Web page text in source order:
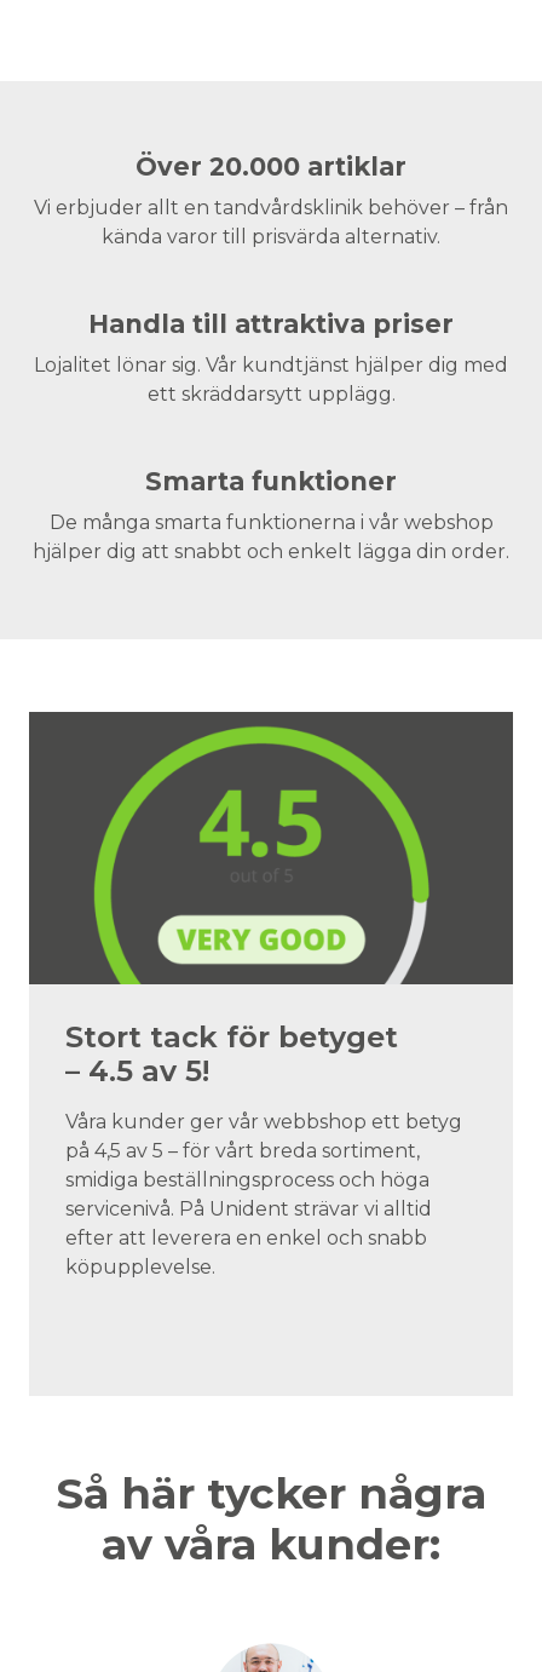
Över 20.000 artiklar
Vi erbjuder allt en tandvårdsklinik behöver – från
kända varor till prisvärda alternativ.
Handla till attraktiva priser
Lojalitet lönar sig. Vår kundtjänst hjälper dig med
ett skräddarsytt upplägg.
Smarta funktioner
De många smarta funktionerna i vår webshop
hjälper dig att snabbt och enkelt lägga din order.
Stort tack för betyget
– 4.5 av 5!
Våra kunder ger vår webbshop ett betyg
på 4,5 av 5 – för vårt breda sortiment,
smidiga beställningsprocess och höga
servicenivå. På Unident strävar vi alltid
efter att leverera en enkel och snabb
köpupplevelse.
Så här tycker några
av våra kunder: